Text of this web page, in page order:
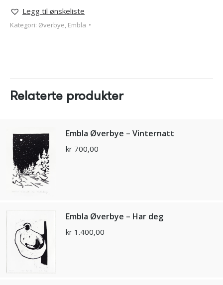
Legg til ønskeliste
Kategori: Øverbye, Embla
Relaterte produkter
Embla Øverbye – Vinternatt
kr 700,00
Embla Øverbye – Har deg
kr 1.400,00